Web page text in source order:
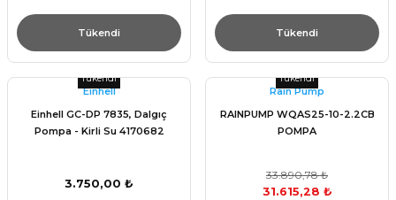
Tükendi Tükendi
Tükendi
Einhell
Einhell GC-DP 7835, Dalgıç
Pompa - Kirli Su 4170682
3.750,00 ₺
Tükendi
Raın Pump
RAINPUMP WQAS25-10-2.2CB
POMPA
33.890,78 ₺
31.615,28 ₺